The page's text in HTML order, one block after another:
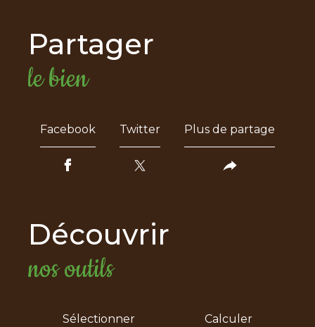
partager
le bien
Facebook Twitter Plus de partage
découvrir
nos outils
Sélectionner Calculer